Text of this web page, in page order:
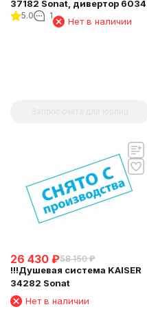
37182 Sonat, дивертор 6034
5.0 1
Нет в наличии
26 430 ₽58 150 ₽
!!!Душевая система KAISER
34282 Sonat
Нет в наличии